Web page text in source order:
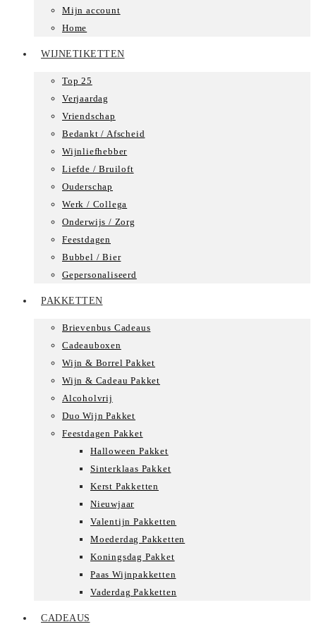
Mijn account
Home
WIJNETIKETTEN
Top 25
Verjaardag
Vriendschap
Bedankt / Afscheid
Wijnliefhebber
Liefde / Bruiloft
Ouderschap
Werk / Collega
Onderwijs / Zorg
Feestdagen
Bubbel / Bier
Gepersonaliseerd
PAKKETTEN
Brievenbus Cadeaus
Cadeauboxen
Wijn & Borrel Pakket
Wijn & Cadeau Pakket
Alcoholvrij
Duo Wijn Pakket
Feestdagen Pakket
Halloween Pakket
Sinterklaas Pakket
Kerst Pakketten
Nieuwjaar
Valentijn Pakketten
Moederdag Pakketten
Koningsdag Pakket
Paas Wijnpakketten
Vaderdag Pakketten
CADEAUS